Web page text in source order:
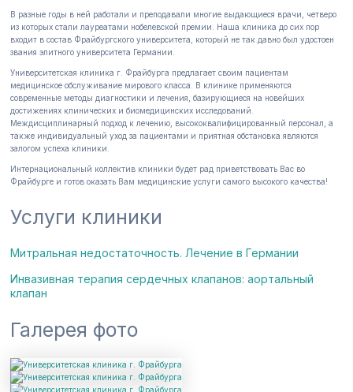
В разные годы в ней работали и преподавали многие выдающиеся врачи, четверо
из которых стали лауреатами нобелевской премии. Наша клиника до сих пор
входит в состав Фрайбургского университета, который не так давно был удостоен
звания элитного университета Германии.
Университетская клиника г. Фрайбурга предлагает своим пациентам
медицинское обслуживание мирового класса. В клинике применяются
современные методы диагностики и лечения, базирующиеся на новейших
достижениях клинических и биомедицинских исследований.
Междисциплинарный подход к лечению, высококвалифицированный персонал, а
также индивидуальный уход за пациентами и приятная обстановка являются
залогом успеха клиники.
Интернациональный коллектив клиники будет рад приветствовать Вас во
Фрайбурге и готов оказать Вам медицинские услуги самого высокого качества!
Услуги клиники
Митральная недостаточность. Лечение в Германии
Инвазивная терапия сердечных клапанов: аортальный
клапан
Галерея фото